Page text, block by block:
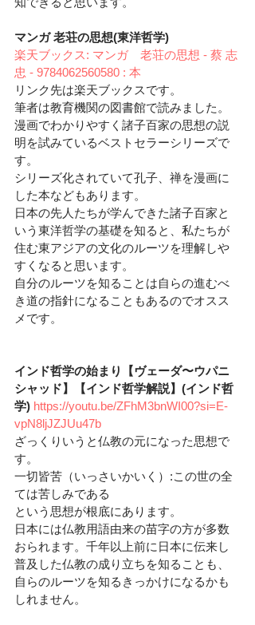
マンガ 老荘の思想(東洋哲学)
楽天ブックス: マンガ　老荘の思想 - 蔡 志
忠 - 9784062560580 : 本
リンク先は楽天ブックスです。
筆者は教育機関の図書館で読みました。
漫画でわかりやすく諸子百家の思想の説
明を試みているベストセラーシリーズで
す。
シリーズ化されていて孔子、禅を漫画に
した本などもあります。
日本の先人たちが学んできた諸子百家と
いう東洋哲学の基礎を知ると、私たちが
住む東アジアの文化のルーツを理解しや
すくなると思います。
自分のルーツを知ることは自らの進むべ
き道の指針になることもあるのでオスス
メです。
インド哲学の始まり【ヴェーダ〜ウパニ
シャッド】【インド哲学解説】(インド哲
学) https://youtu.be/ZFhM3bnWI00?si=E-
vpN8ljJZJUu47b
ざっくりいうと仏教の元になった思想で
す。
一切皆苦（いっさいかいく）:この世の全
ては苦しみである
という思想が根底にあります。
日本には仏教用語由来の苗字の方が多数
おられます。千年以上前に日本に伝来し
普及した仏教の成り立ちを知ることも、
自らのルーツを知るきっかけになるかも
しれません。